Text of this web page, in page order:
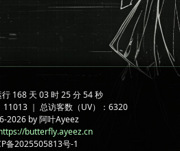
168 天 03 时 25 分 55 秒
11013 ｜ 总访客数（UV）：6320
2026 by 阿叶Ayeez
butterfly.ayeez.cn
备2025505813号-1